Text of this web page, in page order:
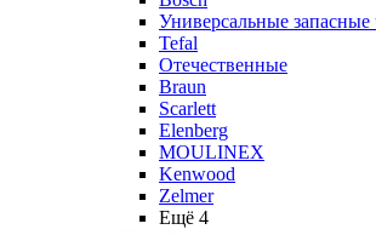
Универсальные запасные
Tefal
Отечественные
Braun
Scarlett
Elenberg
MOULINEX
Kenwood
Zelmer
Ещё 4